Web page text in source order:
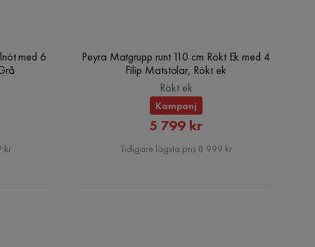
med 6
kr
Peyra Matgrupp runt 110 cm Rökt Ek med 4
Filip Matstolar, Rökt ek
Rökt ek
Kampanj
Rabatterat
Pris
5 799 kr
Tidigare lägsta pris 8 999 kr